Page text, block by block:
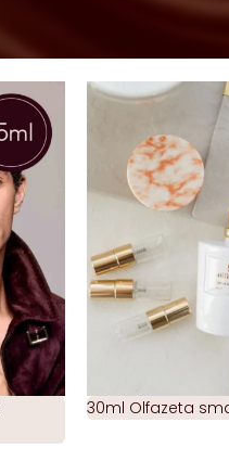
30ml Olfazeta